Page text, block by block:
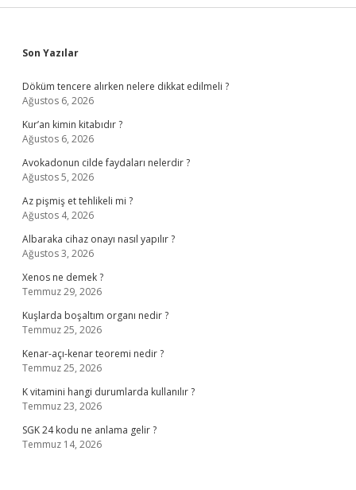
Sidebar
Son Yazılar
Döküm tencere alırken nelere dikkat edilmeli ?
Ağustos 6, 2026
Kur’an kimin kitabıdır ?
Ağustos 6, 2026
Avokadonun cilde faydaları nelerdir ?
Ağustos 5, 2026
Az pişmiş et tehlikeli mi ?
Ağustos 4, 2026
Albaraka cihaz onayı nasıl yapılır ?
Ağustos 3, 2026
Xenos ne demek ?
Temmuz 29, 2026
Kuşlarda boşaltım organı nedir ?
Temmuz 25, 2026
Kenar-açı-kenar teoremi nedir ?
Temmuz 25, 2026
K vitamini hangi durumlarda kullanılır ?
Temmuz 23, 2026
SGK 24 kodu ne anlama gelir ?
Temmuz 14, 2026